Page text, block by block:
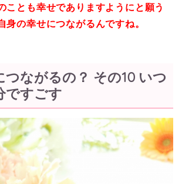
ことも幸せでありますようにと願う
身の幸せにつながるんですね。
つながるの？ その10 いつ
ですごす